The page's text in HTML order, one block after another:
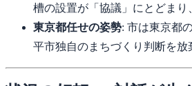
槽の設置が「協議」にとどまり
東京都任せの姿勢: 市は東京都
平市独自のまちづくり判断を放